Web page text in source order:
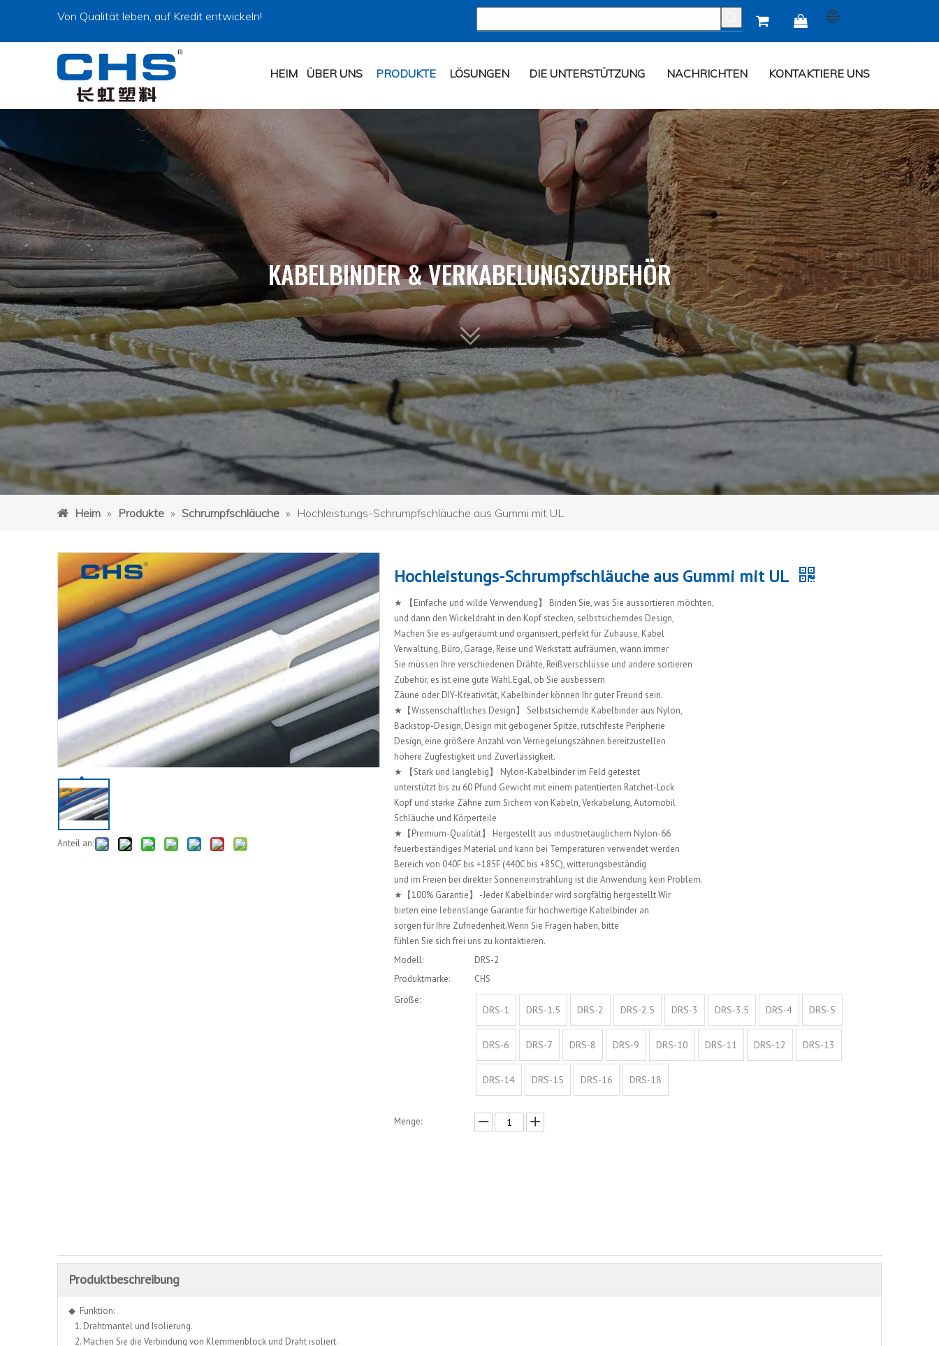
Von Qualität leben, auf Kredit entwickeln!  
HEIM ÜBER UNS PRODUKTE LÖSUNGEN DIE UNTERSTÜTZUNG NACHRICHTEN KONTAKTIERE UNS
KABELBINDER & VERKABELUNGSZUBEHÖR
Heim » Produkte » Schrumpfschläuche » Hochleistungs-Schrumpfschläuche aus Gummi mit UL
Anteil an:
Hochleistungs-Schrumpfschläuche aus Gummi mit UL
★ 【Einfache und wilde Verwendung】 Binden Sie, was Sie aussortieren möchten,
und dann den Wickeldraht in den Kopf stecken, selbstsicherndes Design,
Machen Sie es aufgeräumt und organisiert, perfekt für Zuhause, Kabel
Verwaltung, Büro, Garage, Reise und Werkstatt aufräumen, wann immer
Sie müssen Ihre verschiedenen Drähte, Reißverschlüsse und andere sortieren
Zubehör, es ist eine gute Wahl.Egal, ob Sie ausbessern
Zäune oder DIY-Kreativität, Kabelbinder können Ihr guter Freund sein.
★【Wissenschaftliches Design】 Selbstsichernde Kabelbinder aus Nylon,
Backstop-Design, Design mit gebogener Spitze, rutschfeste Peripherie
Design, eine größere Anzahl von Verriegelungszähnen bereitzustellen
höhere Zugfestigkeit und Zuverlässigkeit.
★ 【Stark und langlebig】 Nylon-Kabelbinder im Feld getestet
unterstützt bis zu 60 Pfund Gewicht mit einem patentierten Ratchet-Lock
Kopf und starke Zähne zum Sichern von Kabeln, Verkabelung, Automobil
Schläuche und Körperteile
★【Premium-Qualität】 Hergestellt aus industrietauglichem Nylon-66
feuerbeständiges Material und kann bei Temperaturen verwendet werden
Bereich von 040F bis +185F (440C bis +85C), witterungsbeständig
und im Freien bei direkter Sonneneinstrahlung ist die Anwendung kein Problem.
★【100% Garantie】 -Jeder Kabelbinder wird sorgfältig hergestellt.Wir
bieten eine lebenslange Garantie für hochwertige Kabelbinder an
sorgen für Ihre Zufriedenheit.Wenn Sie Fragen haben, bitte
fühlen Sie sich frei uns zu kontaktieren.
Modell:
DRS-2
Produktmarke:
CHS
Größe:
DRS-1 DRS-1.5 DRS-2 DRS-2.5 DRS-3 DRS-3.5 DRS-4 DRS-5
DRS-6 DRS-7 DRS-8 DRS-9 DRS-10 DRS-11 DRS-12 DRS-13
DRS-14 DRS-15 DRS-16 DRS-18
Menge:
Produktbeschreibung
◆ Funktion:
1. Drahtmantel und Isolierung.
2. Machen Sie die Verbindung von Klemmenblock und Draht isoliert.